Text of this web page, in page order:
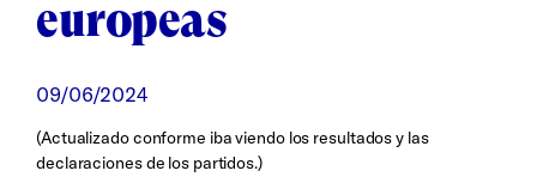
europeas
09/06/2024
(Actualizado conforme iba viendo los resultados y las
declaraciones de los partidos.)